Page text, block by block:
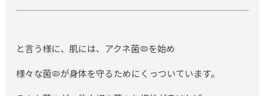
と言う様に、肌には、アクネ菌🦠を始め
様々な菌🦠が身体を守るためにくっついています。